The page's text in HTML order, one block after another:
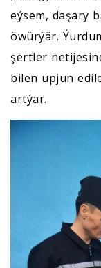
eýsem, daşary
öwürýär.
şertler
bilen üpjün
artýar.